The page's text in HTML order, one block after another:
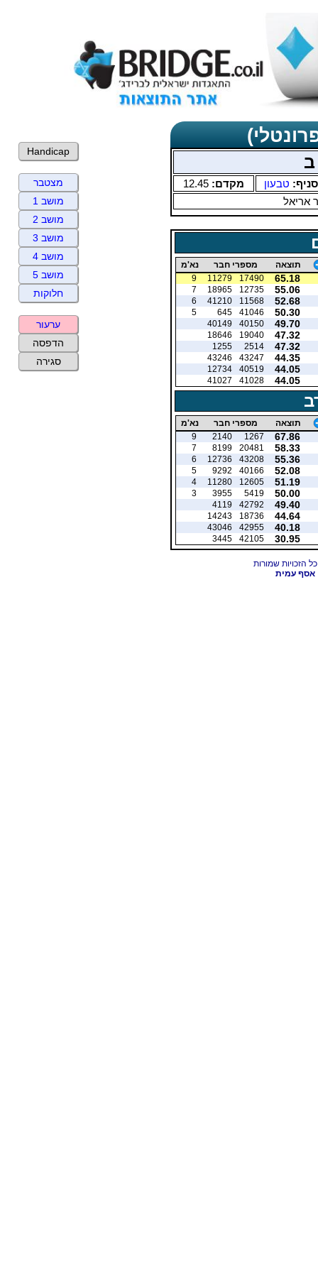
ב
סניף: טבעון מקדם: 12.45
אריאל
תוצאה מספרי חבר נא'מ
65.18
17490
11279
9
55.06
12735
18965
7
52.68
11568
41210
6
50.30
41046
645
5
49.70
40150
40149
47.32
19040
18646
47.32
2514
1255
44.35
43247
43246
44.05
40519
12734
44.05
41028
41027
תוצאה מספרי חבר נא'מ
67.86
1267
2140
9
58.33
20481
8199
7
55.36
43208
12736
6
52.08
40166
9292
5
51.19
12605
11280
4
50.00
5419
3955
3
49.40
42792
4119
44.64
18736
14243
40.18
42955
43046
30.95
42105
3445
אסף עמית
Handicap
מצטבר
מושב 1
מושב 2
מושב 3
מושב 4
מושב 5
חלוקות
ערעור
הדפסה
סגירה